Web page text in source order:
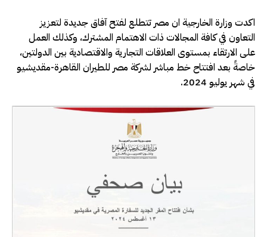
اكدت وزارة الخارجية ان مصر تتطلع لفتح آفاق جديدة لتعزيز
التعاون في كافة المجالات ذات الاهتمام المشترك، وكذلك العمل
على الارتقاء بمستوى العلاقات التجارية والاقتصادية بين الدولتين،
خاصةً بعد افتتاح خط مباشر لشركة مصر للطيران القاهرة-مقديشيو
في شهر يوليو 2024.